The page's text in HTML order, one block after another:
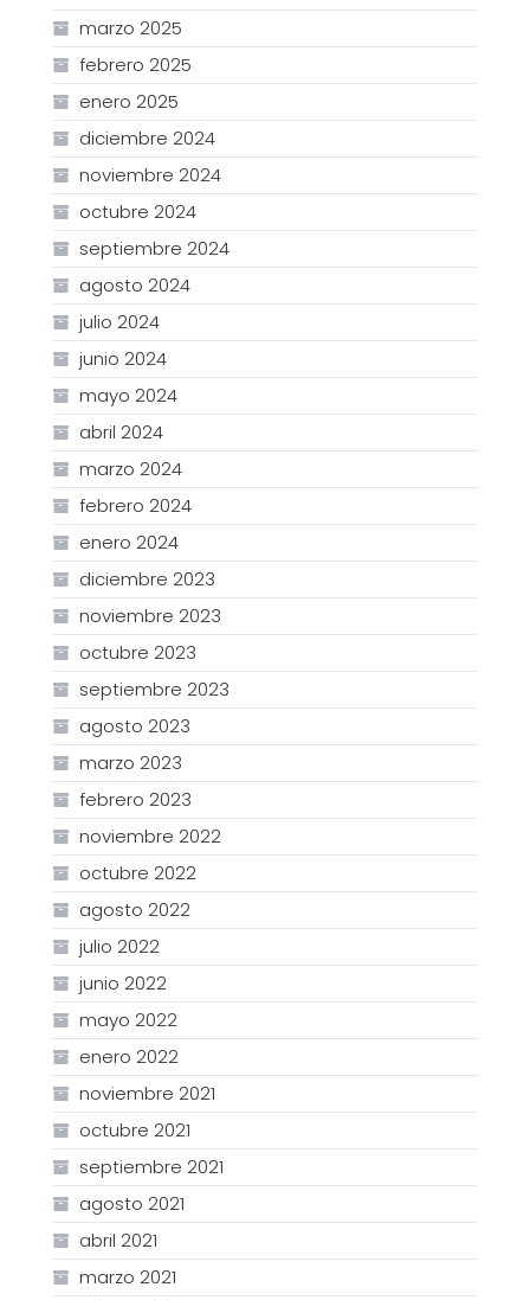
marzo 2025
febrero 2025
enero 2025
diciembre 2024
noviembre 2024
octubre 2024
septiembre 2024
agosto 2024
julio 2024
junio 2024
mayo 2024
abril 2024
marzo 2024
febrero 2024
enero 2024
diciembre 2023
noviembre 2023
octubre 2023
septiembre 2023
agosto 2023
marzo 2023
febrero 2023
noviembre 2022
octubre 2022
agosto 2022
julio 2022
junio 2022
mayo 2022
enero 2022
noviembre 2021
octubre 2021
septiembre 2021
agosto 2021
abril 2021
marzo 2021